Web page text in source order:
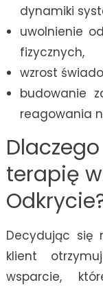
dynamiki
uwolnienie
fizycznych,
wzrost
budowanie
reagowania
terapię
Decydując się
klient
wsparcie,